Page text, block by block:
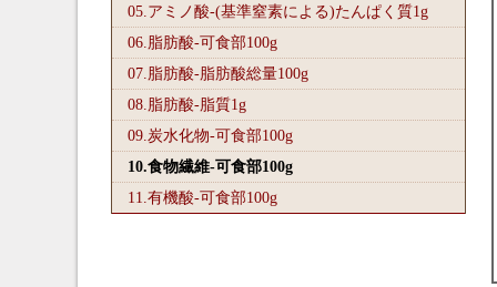
05.アミノ酸-(基準窒素による)たんぱく質1g
06.脂肪酸-可食部100g
07.脂肪酸-脂肪酸総量100g
08.脂肪酸-脂質1g
09.炭水化物-可食部100g
10.食物繊維-可食部100g
11.有機酸-可食部100g